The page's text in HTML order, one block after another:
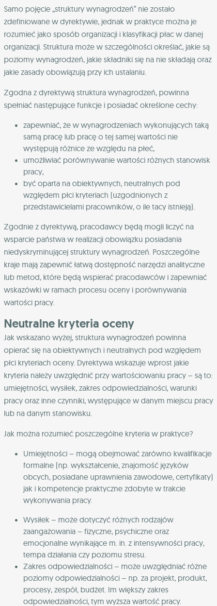
Samo pojęcie „struktury wynagrodzeń” nie zostało
zdefiniowane w dyrektywie, jednak w praktyce można je
rozumieć jako sposób organizacji i klasyfikacji płac w danej
organizacji. Struktura może w szczególności określać, jakie są
poziomy wynagrodzeń, jakie składniki się na nie składają oraz
jakie zasady obowiązują przy ich ustalaniu.
Zgodna z dyrektywą struktura wynagrodzeń, powinna
spełniać następujące funkcje i posiadać określone cechy:
zapewniać, że w wynagrodzeniach wykonujących taką
samą pracę lub pracę o tej samej wartości nie
występują różnice ze względu na płeć,
umożliwiać porównywanie wartości różnych stanowisk
pracy,
być oparta na obiektywnych, neutralnych pod
względem płci kryteriach (uzgodnionych z
przedstawicielami pracowników, o ile tacy istnieją).
Zgodnie z dyrektywą, pracodawcy będą mogli liczyć na
wsparcie państwa w realizacji obowiązku posiadania
niedyskryminującej struktury wynagrodzeń. Poszczególne
kraje mają zapewnić łatwą dostępność narzędzi analityczne
lub metod, które będą wspierać pracodawców i zapewniać
wskazówki w ramach procesu oceny i porównywania
wartości pracy.
Neutralne kryteria oceny
Jak wskazano wyżej, struktura wynagrodzeń powinna
opierać się na obiektywnych i neutralnych pod względem
płci kryteriach oceny. Dyrektywa wskazuje wprost jakie
kryteria należy uwzględnić przy wartościowaniu pracy – są to:
umiejętności, wysiłek, zakres odpowiedzialności, warunki
pracy oraz inne czynniki, występujące w danym miejscu pracy
lub na danym stanowisku.
Jak można rozumieć poszczególne kryteria w praktyce?
Umiejętności – mogą obejmować zarówno kwalifikacje
formalne (np. wykształcenie, znajomość języków
obcych, posiadane uprawnienia zawodowe, certyfikaty)
jak i kompetencje praktyczne zdobyte w trakcie
wykonywania pracy.
Wysiłek – może dotyczyć różnych rodzajów
zaangażowania – fizyczne, psychiczne oraz
emocjonalne wynikające m. in. z intensywności pracy,
tempa działania czy poziomu stresu.
Zakres odpowiedzialności – może uwzględniać różne
poziomy odpowiedzialności – np. za projekt, produkt,
procesy, zespół, budżet. Im większy zakres
odpowiedzialności, tym wyższa wartość pracy.